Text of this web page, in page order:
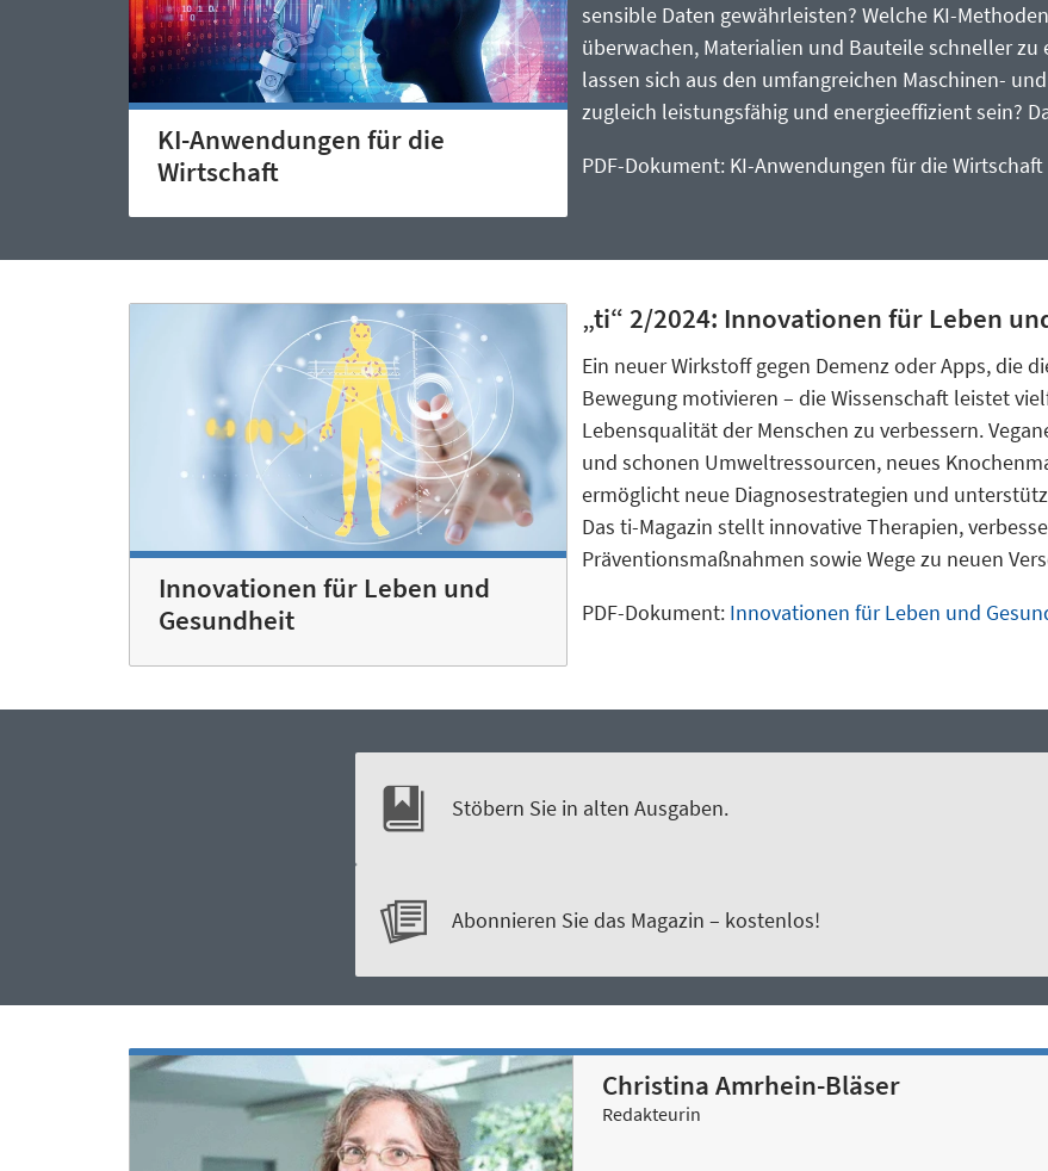
KI-Anwendungen für die
Wirtschaft
sensible Daten gewährleisten? Welche KI-
überwachen, Materialien und Bauteile schneller
lassen sich aus den umfangreichen Maschinen-
zugleich leistungsfähig und energieeffizient sein?
PDF-Dokument: KI-Anwendungen für die Wirtschaft
Innovationen für Leben und
Gesundheit
„ti“ 2/2024: Innovationen für Leben
Ein neuer Wirkstoff gegen Demenz oder Apps, die
Bewegung motivieren – die Wissenschaft leistet
Lebensqualität der Menschen zu verbessern.
und schonen Umweltressourcen, neues
ermöglicht neue Diagnosestrategien und
Das ti-Magazin stellt innovative Therapien,
Präventionsmaßnahmen sowie Wege zu neuen
PDF-Dokument: Innovationen für Leben und
Stöbern Sie in alten Ausgaben.
Abonnieren Sie das Magazin – kostenlos!
Christina Amrhein-Bläser
Redakteurin